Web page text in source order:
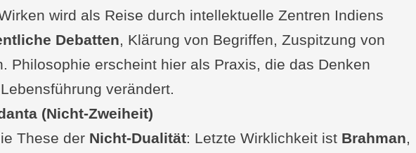
wird als Reise durch intellektuelle Zentren Indiens
Debatten, Klärung von Begriffen, Zuspitzung von
Philosophie erscheint hier als Praxis, die das Denken
verändert.
(Nicht-Zweiheit)
These der Nicht-Dualität: Letzte Wirklichkeit ist Brahman,